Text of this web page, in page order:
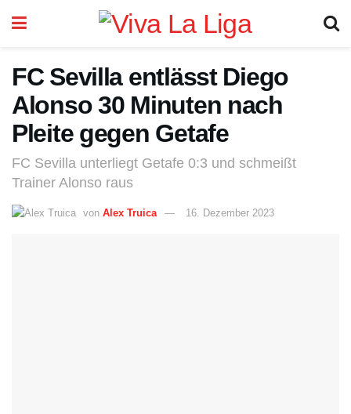
FC Sevilla entlässt Diego
Alonso 30 Minuten nach
Pleite gegen Getafe
FC Sevilla unterliegt Getafe 0:3 und schmeißt
Trainer Alonso raus
von Alex Truica 16. Dezember 2023